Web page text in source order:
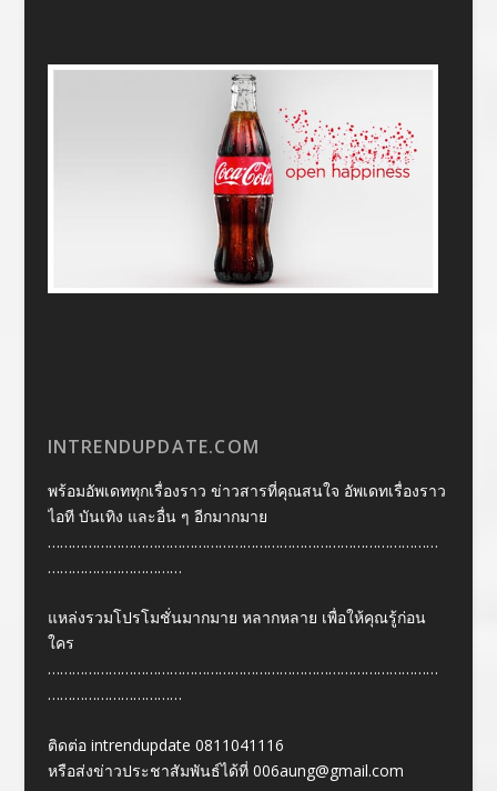
INTRENDUPDATE.COM
พร้อมอัพเดททุกเรื่องราว ข่าวสารที่คุณสนใจ อัพเดทเรื่องราว
ไอที บันเทิง และอื่น ๆ อีกมากมาย
……………………………………………………………………………………
……………………………
แหล่งรวมโปรโมชั่นมากมาย หลากหลาย เพื่อให้คุณรู้ก่อน
ใคร
……………………………………………………………………………………
……………………………
ติดต่อ intrendupdate 0811041116
หรือส่งข่าวประชาสัมพันธ์ได้ที่ 006aung@gmail.com